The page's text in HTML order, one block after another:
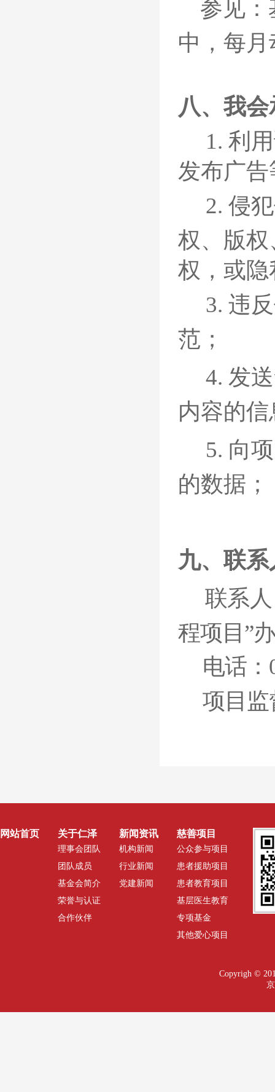
参见：
中，每
八、 我会
1. 利
发布广告
2. 侵犯
权、版权
权，或
3. 违
范；
4. 发送
内容的
5. 向
的数据；
九、联系
联系人
程项目 ”
电话：
项目监
网站首页 关于仁泽
理事会团队
团队成员
基金会简介
荣誉与认证
合作伙伴
新闻资讯
机构新闻
行业新闻
党建新闻
慈善项目
公众参与项目
患者援助项目
患者教育项目
基层医生教育
专项基金
其他爱心项目
Copyrigh ©